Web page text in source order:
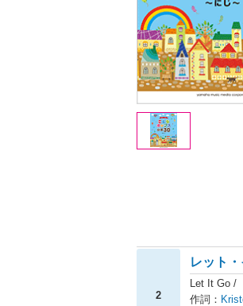
2
レット
Let It Go /
作詞：